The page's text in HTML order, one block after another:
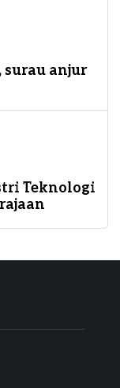
surau anjur
Teknologi